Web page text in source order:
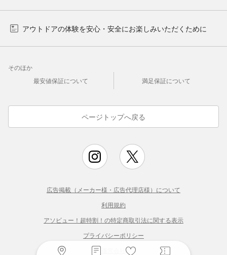
アウトドアの体験を安心・安全にお楽しみいただくために
そのほか
最安値保証について
満足保証について
ページトップへ戻る
広告掲載（メーカー様・広告代理店様）について
利用規約
アソビュー！超特割！の特定商取引法に関する表示
プライバシーポリシー